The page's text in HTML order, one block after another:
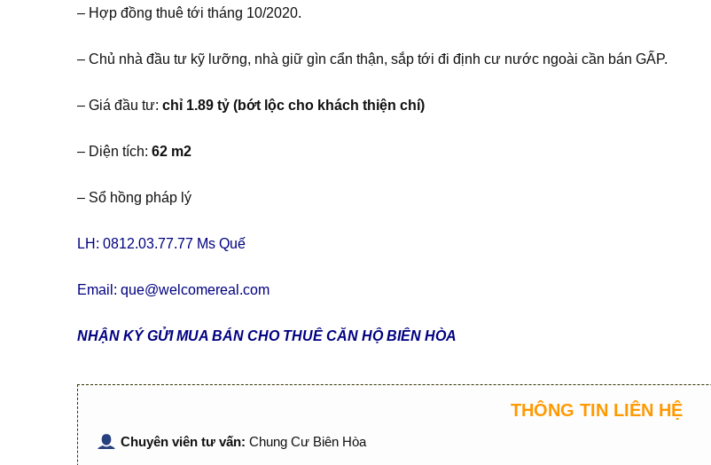
– Hợp đồng thuê tới tháng 10/2020.
– Chủ nhà đầu tư kỹ lưỡng, nhà giữ gìn cẩn thận, sắp tới đi định cư nước ngoài cần bán GẤP.
– Giá đầu tư: chỉ 1.89 tỷ (bớt lộc cho khách thiện chí)
– Diện tích: 62 m2
– Sổ hồng pháp lý
LH: 0812.03.77.77 Ms Quế
Email: que@welcomereal.com
NHẬN KÝ GỬI MUA BÁN CHO THUÊ CĂN HỘ BIÊN HÒA
THÔNG TIN LIÊN HỆ
Chuyên viên tư vấn: Chung Cư Biên Hòa